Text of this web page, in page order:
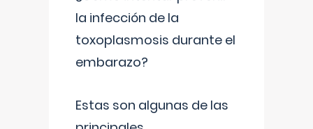
la infección de la
toxoplasmosis durante el
embarazo?
Estas son algunas de las